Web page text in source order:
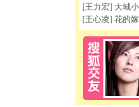
[王力宏] 大城
[王心凌] 花的